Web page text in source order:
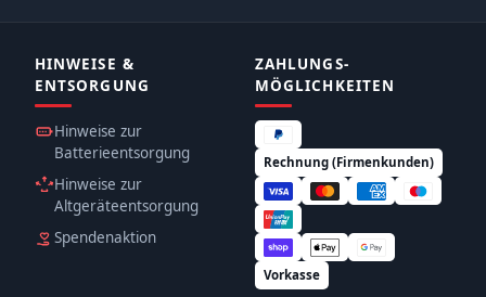
HINWEISE &
ENTSORGUNG
Hinweise zur
Batterieentsorgung
Hinweise zur
Altgeräteentsorgung
Spendenaktion
ZAHLUNGS­
MÖGLICHKEITEN
Rechnung (Firmenkunden)
Vorkasse